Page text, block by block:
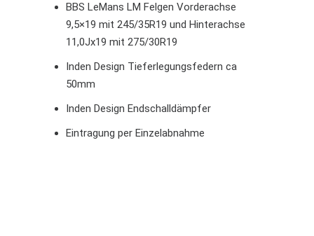
BBS LeMans LM Felgen Vorderachse
9,5×19 mit 245/35R19 und Hinterachse
11,0Jx19 mit 275/30R19
Inden Design Tieferlegungsfedern ca
50mm
Inden Design Endschalldämpfer
Eintragung per Einzelabnahme